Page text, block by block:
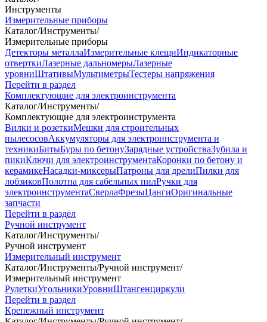
Инструменты
Измерительные приборы
Каталог/Инструменты/
Измерительные приборы
Детекторы металлаИзмерительные клещиИндикаторные
отверткиЛазерные дальномерыЛазерные
уровниШтативыМультиметрыТестеры напряжения
Перейти в раздел
Комплектующие для электроинструмента
Каталог/Инструменты/
Комплектующие для электроинструмента
Вилки и розеткиМешки для строительных
пылесосовАккумуляторы для электроинструмента и
техникиБитыБуры по бетонуЗарядные устройстваЗубила и
пикиКлючи для электроинструментаКоронки по бетону и
керамикеНасадки-миксерыПатроны для дрелиПилки для
лобзиковПолотна для сабельных пилРучки для
электроинструментаСверлаФрезыЦангиОригинальные
запчасти
Перейти в раздел
Ручной инструмент
Каталог/Инструменты/
Ручной инструмент
Измерительный инструмент
Каталог/Инструменты/Ручной инструмент/
Измерительный инструмент
РулеткиУгольникиУровниШтангенциркули
Перейти в раздел
Крепежный инструмент